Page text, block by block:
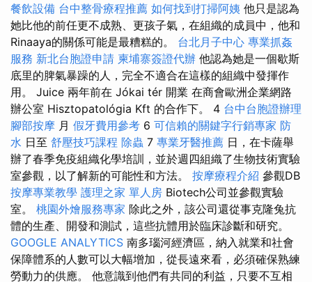
餐飲設備 台中整骨療程推薦 如何找到打掃阿姨 他只是認為
她比他的前任更不成熟、更孩子氣，在組織的成員中，他和
Rinaaya的關係可能​​是最糟糕的。 台北月子中心 專業抓姦
服務 新北台胞證申請 柬埔寨簽證代辦 他認為她是一個歇斯
底里的脾氣暴躁的人，完全不適合在這樣的組織中發揮作
用。 Juice 兩年前在 Jókai tér 開業 在商會歐洲企業網路
辦公室 Hisztopatológia Kft 的合作下。 4 台中台胞證辦理
腳部按摩 月 假牙費用參考 6 可信賴的關鍵字行銷專家 防
水 日至 舒壓技巧課程 除蟲 7 專業牙醫推薦 日，在卡薩舉
辦了春季免疫組織化學培訓，並於週四組織了生物技術實驗
室參觀，以了解新的可能性和方法。 按摩療程介紹 參觀DB
按摩專業教學 護理之家 單人房 Biotech公司並參觀實驗
室。 桃園外燴服務專家 除此之外，該公司還從事克隆兔抗
體的生產、開發和測試，這些抗體用於臨床診斷和研究。
GOOGLE ANALYTICS 南多瑙河經濟區，納入就業和社會
保障體系的人數可以大幅增加，從長遠來看，必須確保熟練
勞動力的供應。 他意識到他們有共同的利益，只要不互相